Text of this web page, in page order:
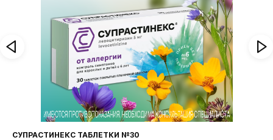
СУПРАСТИНЕКС ТАБЛЕТКИ №30